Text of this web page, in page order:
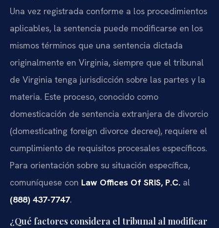
Una vez registrada conforme a los procedimientos
aplicables, la sentencia puede modificarse en los
mismos términos que una sentencia dictada
originalmente en Virginia, siempre que el tribunal
de Virginia tenga jurisdicción sobre las partes y la
materia. Este proceso, conocido como
domesticación de sentencia extranjera de divorcio
(domesticating foreign divorce decree), requiere el
cumplimiento de requisitos procesales específicos.
Para orientación sobre su situación específica,
comuníquese con Law Offices Of SRIS, P.C. al
(888) 437-7747.
¿Qué factores considera el tribunal al modificar